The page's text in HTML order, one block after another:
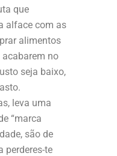
que
alface com as
alimentos
no
seja baixo,
leva uma
“marca
são de
perderes-te